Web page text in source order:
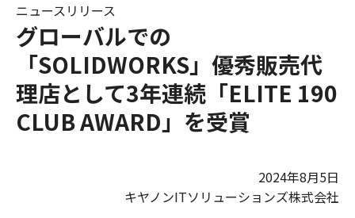
グローバルでの
「SOLIDWORKS」優秀販売代
理店として3年連続「ELITE 190
CLUB AWARD」を受賞
ニュースリリース
2024年8月5日
キヤノンITソリューションズ株式会社